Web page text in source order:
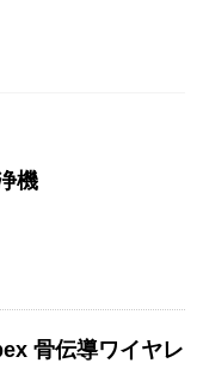
機
骨伝導ワイヤレ